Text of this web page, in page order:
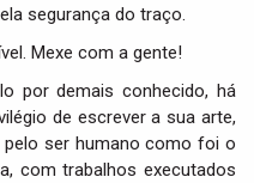
segurança do traço.
Mexe com a gente!
por demais conhecido, há
de escrever a sua arte,
ser humano como foi o
com trabalhos executados